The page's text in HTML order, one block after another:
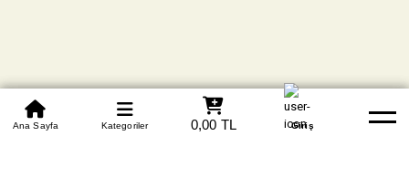
0850 305 09 70
Beden Tablosu Banka Hesapları Whatsapp Yardım
Ana Sayfa Kategoriler 0,00 TL Giriş